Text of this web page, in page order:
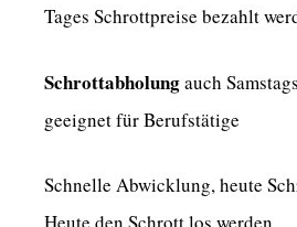
Tages Schrottpreise bezahlt
Schrottabholungauch
geeignet für Berufstätige
Schnelle Abwicklung, heute